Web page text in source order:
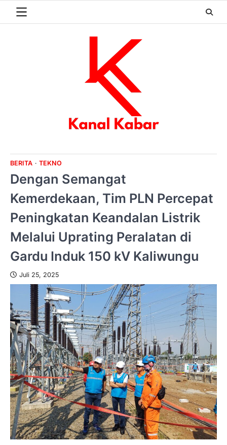
BERITA TEKNO
Dengan Semangat
Kemerdekaan, Tim PLN Percepat
Peningkatan Keandalan Listrik
Melalui Uprating Peralatan di
Gardu Induk 150 kV Kaliwungu
Juli 25, 2025